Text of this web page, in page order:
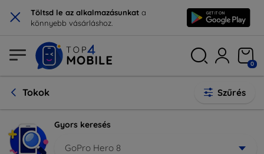
× Töltsd le az alkalmazásunkat a
könnyebb vásárláshoz.
0
Tokok Szűrés
Gyors keresés
GoPro Hero 8